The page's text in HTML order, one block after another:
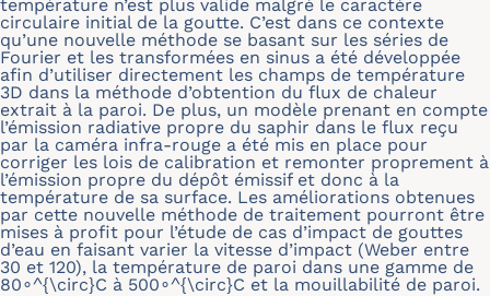
température n’est plus valide malgré le caractère
circulaire initial de la goutte. C’est dans ce contexte
qu’une nouvelle méthode se basant sur les séries de
Fourier et les transformées en sinus a été développée
afin d’utiliser directement les champs de température
3D dans la méthode d’obtention du flux de chaleur
extrait à la paroi. De plus, un modèle prenant en compte
l’émission radiative propre du saphir dans le flux reçu
par la caméra infra-rouge a été mis en place pour
corriger les lois de calibration et remonter proprement à
l’émission propre du dépôt émissif et donc à la
température de sa surface. Les améliorations obtenues
par cette nouvelle méthode de traitement pourront être
mises à profit pour l’étude de cas d’impact de gouttes
d’eau en faisant varier la vitesse d’impact (Weber entre
30 et 120), la température de paroi dans une gamme de
80∘^{\circ}C à 500∘^{\circ}C et la mouillabilité de paroi.